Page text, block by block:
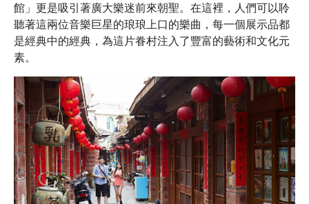
館」更是吸引著廣大樂迷前來朝聖。在這裡，人們可以聆
聽著這兩位音樂巨星的琅琅上口的樂曲，每一個展示品都
是經典中的經典，為這片眷村注入了豐富的藝術和文化元
素。